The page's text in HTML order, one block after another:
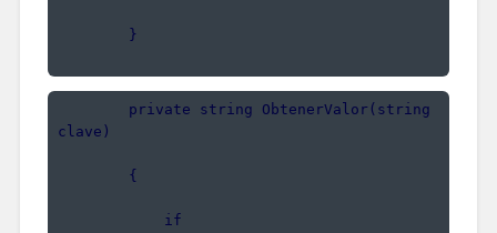
        }
clave)
        {